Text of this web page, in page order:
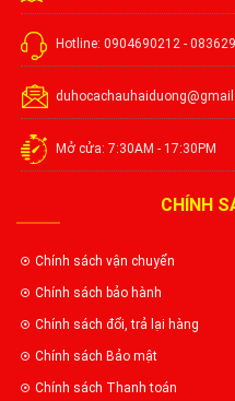
Hotline: 0904690212 -
Mở cửa: 7:30AM - 17:30PM
CHÍNH
Chính sách vận chuyển
Chính sách bảo hành
Chính sách đổi, trả lại hàng
Chính sách Bảo mật
Chính sách Thanh toán